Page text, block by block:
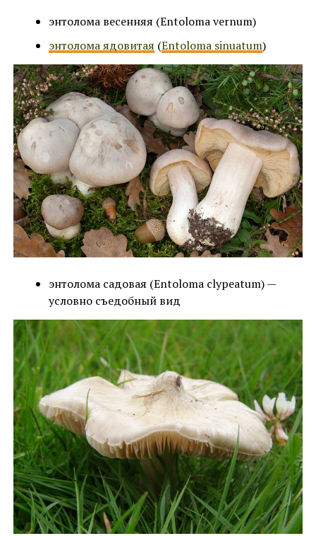
энтолома весенняя (Entoloma vernum)
энтолома ядовитая (Entoloma sinuatum)
энтолома садовая (Entoloma clypeatum) —
условно съедобный вид